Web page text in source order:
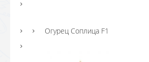
Огурец Соплица F1